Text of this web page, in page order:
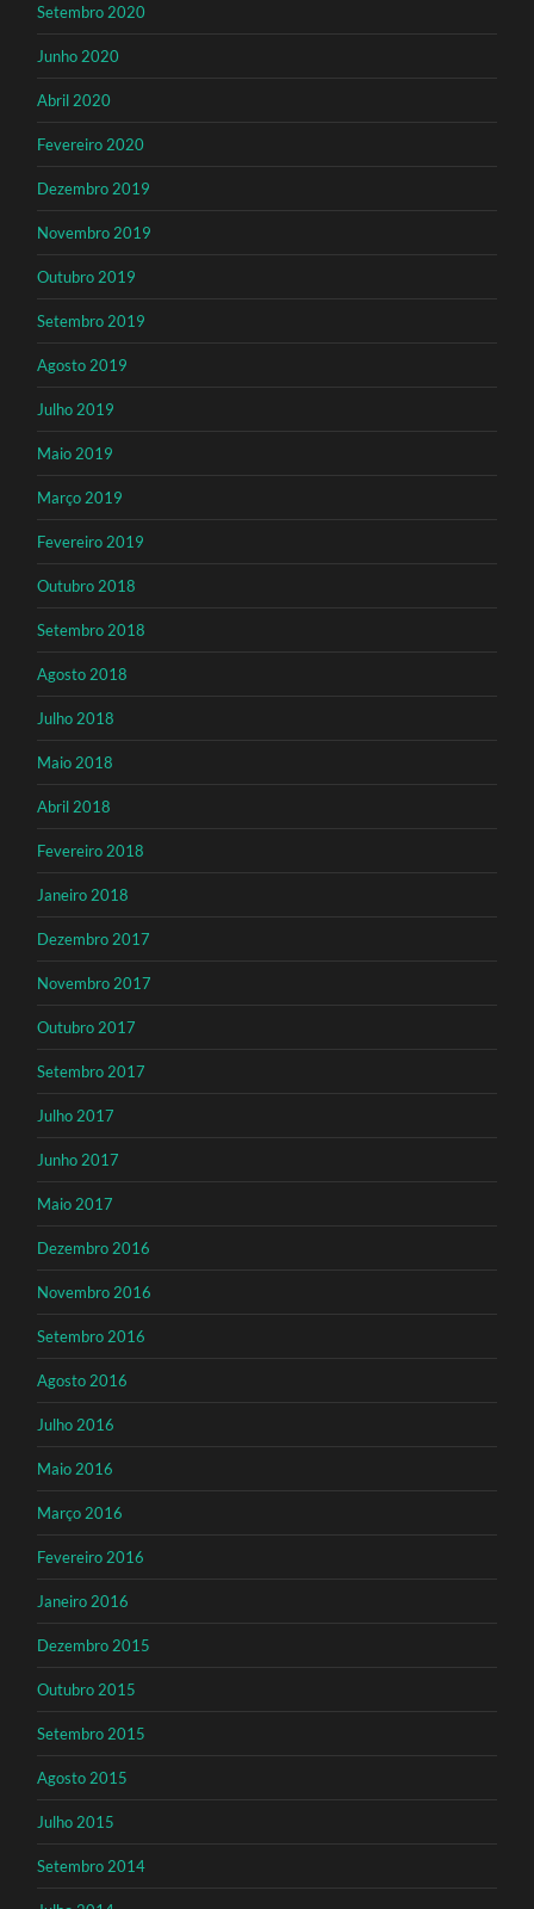
Setembro 2020
Junho 2020
Abril 2020
Fevereiro 2020
Dezembro 2019
Novembro 2019
Outubro 2019
Setembro 2019
Agosto 2019
Julho 2019
Maio 2019
Março 2019
Fevereiro 2019
Outubro 2018
Setembro 2018
Agosto 2018
Julho 2018
Maio 2018
Abril 2018
Fevereiro 2018
Janeiro 2018
Dezembro 2017
Novembro 2017
Outubro 2017
Setembro 2017
Julho 2017
Junho 2017
Maio 2017
Dezembro 2016
Novembro 2016
Setembro 2016
Agosto 2016
Julho 2016
Maio 2016
Março 2016
Fevereiro 2016
Janeiro 2016
Dezembro 2015
Outubro 2015
Setembro 2015
Agosto 2015
Julho 2015
Setembro 2014